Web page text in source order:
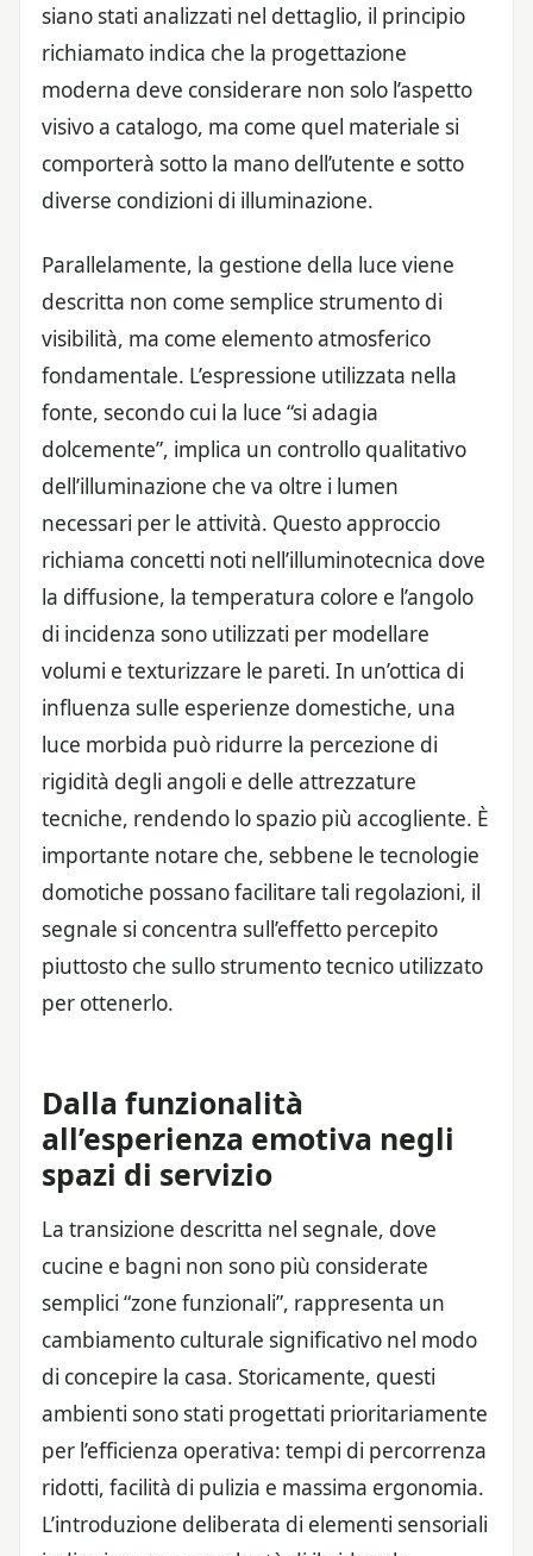
siano stati analizzati nel dettaglio, il principio
richiamato indica che la progettazione
moderna deve considerare non solo l’aspetto
visivo a catalogo, ma come quel materiale si
comporterà sotto la mano dell’utente e sotto
diverse condizioni di illuminazione.
Parallelamente, la gestione della luce viene
descritta non come semplice strumento di
visibilità, ma come elemento atmosferico
fondamentale. L’espressione utilizzata nella
fonte, secondo cui la luce “si adagia
dolcemente”, implica un controllo qualitativo
dell’illuminazione che va oltre i lumen
necessari per le attività. Questo approccio
richiama concetti noti nell’illuminotecnica dove
la diffusione, la temperatura colore e l’angolo
di incidenza sono utilizzati per modellare
volumi e texturizzare le pareti. In un’ottica di
influenza sulle esperienze domestiche, una
luce morbida può ridurre la percezione di
rigidità degli angoli e delle attrezzature
tecniche, rendendo lo spazio più accogliente. È
importante notare che, sebbene le tecnologie
domotiche possano facilitare tali regolazioni, il
segnale si concentra sull’effetto percepito
piuttosto che sullo strumento tecnico utilizzato
per ottenerlo.
Dalla funzionalità
all’esperienza emotiva negli
spazi di servizio
La transizione descritta nel segnale, dove
cucine e bagni non sono più considerate
semplici “zone funzionali”, rappresenta un
cambiamento culturale significativo nel modo
di concepire la casa. Storicamente, questi
ambienti sono stati progettati prioritariamente
per l’efficienza operativa: tempi di percorrenza
ridotti, facilità di pulizia e massima ergonomia.
L’introduzione deliberata di elementi sensoriali